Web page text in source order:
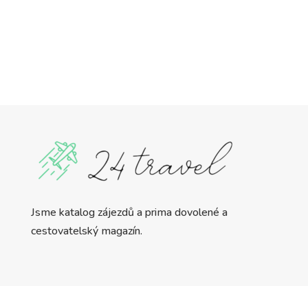
Jsme katalog zájezdů a prima dovolené a
cestovatelský magazín.